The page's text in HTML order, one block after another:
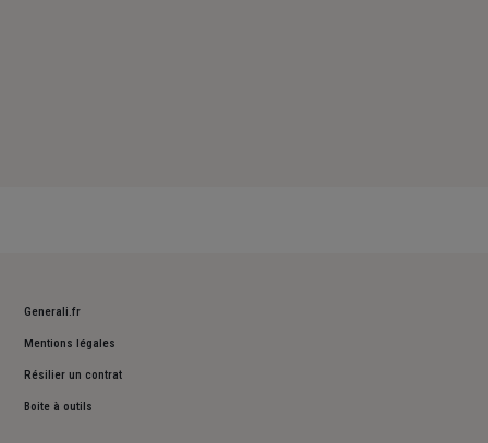
Generali.fr
Mentions légales
Résilier un contrat
Boite à outils